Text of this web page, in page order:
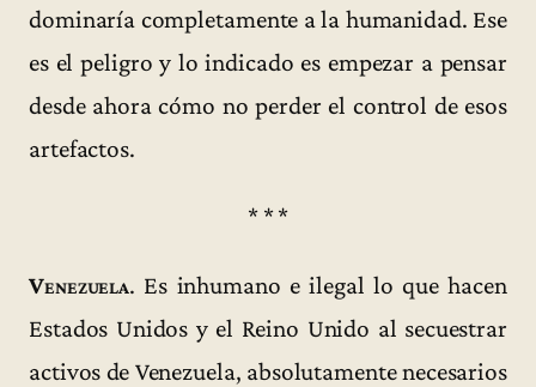
dominaría completamente a la humanidad. Ese
es el peligro y lo indicado es empezar a pensar
desde ahora cómo no perder el control de esos
artefactos.
* * *
Venezuela. Es inhumano e ilegal lo que hacen
Estados Unidos y el Reino Unido al secuestrar
activos de Venezuela, absolutamente necesarios